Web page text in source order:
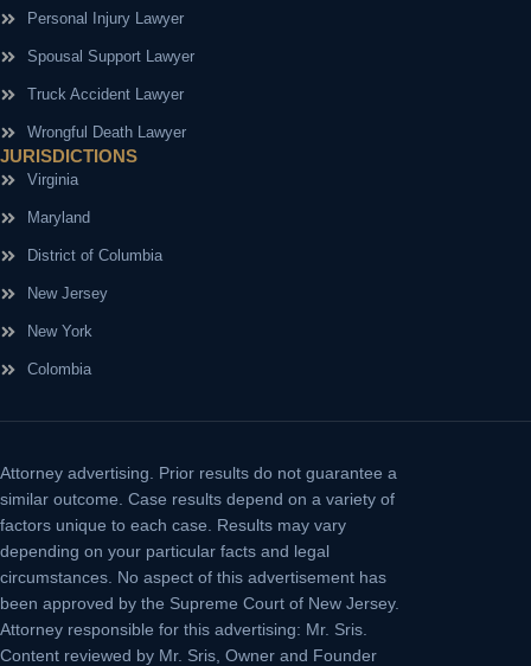
Personal Injury Lawyer
Spousal Support Lawyer
Truck Accident Lawyer
Wrongful Death Lawyer
JURISDICTIONS
Virginia
Maryland
District of Columbia
New Jersey
New York
Colombia
Attorney advertising.
Prior results do not guarantee a
similar outcome. Case results depend on a variety of
factors unique to each case. Results may vary
depending on your particular facts and legal
circumstances. No aspect of this advertisement has
been approved by the Supreme Court of New Jersey.
Attorney responsible for this advertising: Mr. Sris.
Content reviewed by Mr. Sris, Owner and Founder